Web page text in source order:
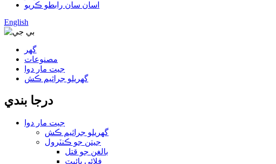
اسان سان رابطو ڪريو
English
گھر
مصنوعات
جيت مار دوا
گهريلو جراثيم ڪش
درجا بندي
جيت مار دوا
گهريلو جراثيم ڪش
جيتن جو ڪنٽرول
بالغن جو قتل
فلائي بائيٽ